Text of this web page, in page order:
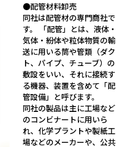
●配管材料卸売
同社は配管材の専門商社で
す。 「配管」とは、液体・
気体・紛体や粒体物質の輸
送に用いる筒や管類（ダク
ト、パイプ、チューブ）の
敷設をいい、それに接続す
る機器、装置を含めて「配
管設備」と呼びます。
同社の製品は主に工場など
のコンビナートに用いら
れ、化学プラントや製紙工
場などのメーカーや、公共